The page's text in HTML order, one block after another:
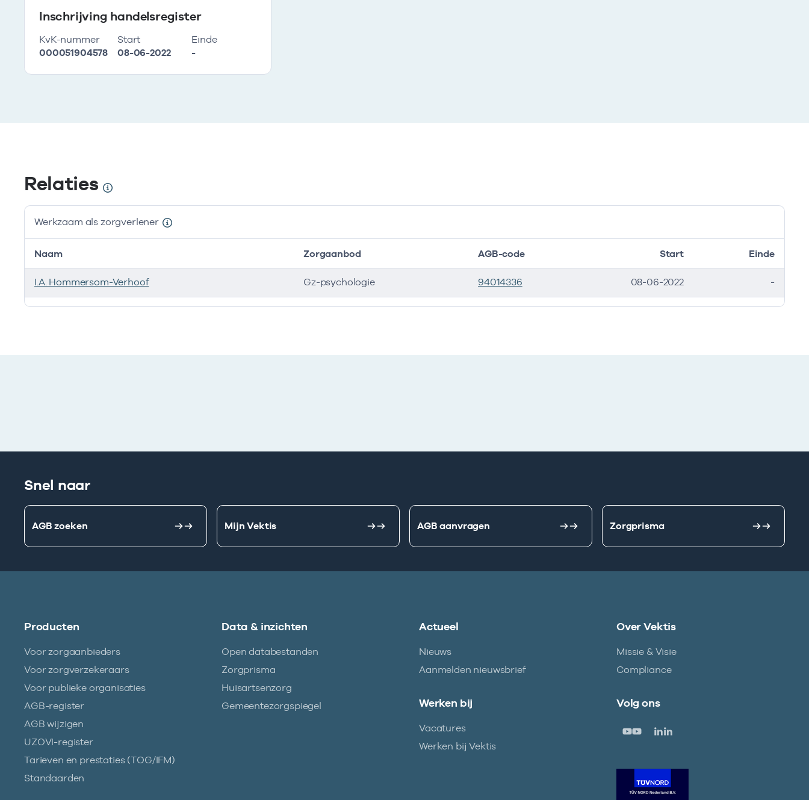
Inschrijving handelsregister
KvK-nummer
000051904578
Start
08-06-2022
Einde
-
Relaties
Werkzaam als zorgverlener
Werkzaam als zorgverlener
Naam Zorgaanbod AGB-code Start Einde
I.A. Hommersom-Verhoof Gz-psychologie 94014336 08-06-2022 -
Snel naar
AGB zoeken Mijn Vektis AGB aanvragen Zorgprisma
Producten
Voor zorgaanbieders
Voor zorgverzekeraars
Voor publieke organisaties
AGB-register
AGB wijzigen
UZOVI-register
Tarieven en prestaties (TOG/IFM)
Standaarden
Data & inzichten
Open databestanden
Zorgprisma
Huisartsenzorg
Gemeentezorgspiegel
Actueel
Nieuws
Aanmelden nieuwsbrief
Over Vektis
Missie & Visie
Compliance
Werken bij
Vacatures
Werken bij Vektis
Volg ons